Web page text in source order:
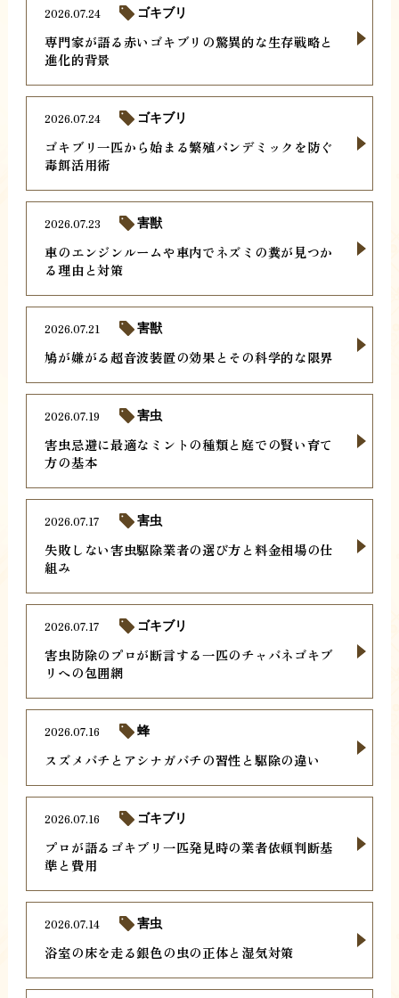
専門家が語る赤いゴキブリの驚異的な生存戦略と
進化的背景
2026.07.24 ゴキブリ
ゴキブリ一匹から始まる繁殖パンデミックを防ぐ
毒餌活用術
2026.07.24 ゴキブリ
車のエンジンルームや車内でネズミの糞が見つか
る理由と対策
2026.07.23 害獣
鳩が嫌がる超音波装置の効果とその科学的な限界
2026.07.21 害獣
害虫忌避に最適なミントの種類と庭での賢い育て
方の基本
2026.07.19 害虫
失敗しない害虫駆除業者の選び方と料金相場の仕
組み
2026.07.17 害虫
害虫防除のプロが断言する一匹のチャバネゴキブ
リへの包囲網
2026.07.17 ゴキブリ
スズメバチとアシナガバチの習性と駆除の違い
2026.07.16 蜂
プロが語るゴキブリ一匹発見時の業者依頼判断基
準と費用
2026.07.16 ゴキブリ
浴室の床を走る銀色の虫の正体と湿気対策
2026.07.14 害虫